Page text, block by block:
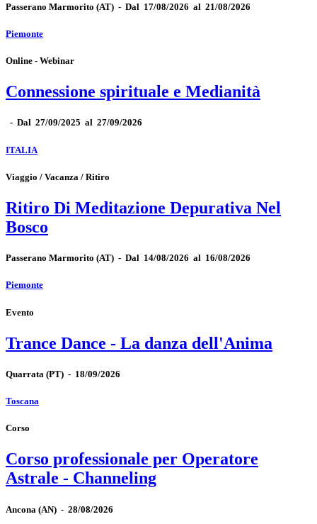
Passerano Marmorito (AT) - Dal 17/08/2026 al 21/08/2026
Piemonte
Online - Webinar
Connessione spirituale e Medianità
- Dal 27/09/2025 al 27/09/2026
ITALIA
Viaggio / Vacanza / Ritiro
Ritiro Di Meditazione Depurativa Nel
Bosco
Passerano Marmorito (AT) - Dal 14/08/2026 al 16/08/2026
Piemonte
Evento
Trance Dance - La danza dell'Anima
Quarrata (PT) - 18/09/2026
Toscana
Corso
Corso professionale per Operatore
Astrale - Channeling
Ancona (AN) - 28/08/2026